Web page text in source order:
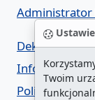
Twoim
Administrator
Deklaracja
Informacja o
Polityka